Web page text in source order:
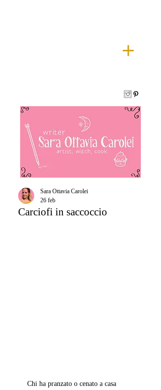
Carciofi in saccoccio
Sara Ottavia Carolei
26 feb
Chi ha pranzato o cenato a casa